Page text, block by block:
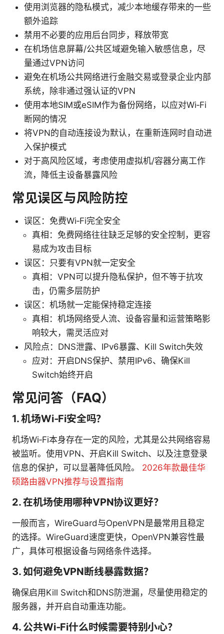
使用浏览器的隐私模式，减少本地缓存带来的一些
额外追踪
禁用不必要的应用后台同步，释放带宽
在机场信息屏幕/公共区域避免输入敏感信息，尽
量通过VPN访问
避免在机场公共网络进行金融交易或登录企业内部
系统，除非通过强认证的VPN
使用本地SIM或eSIM作为备份网络，以应对Wi‑Fi
断网的情况
将VPN的自动连接设为默认，在重新连网时自动进
入保护模式
对于高风险区域，考虑使用虚拟机/容器分离工作
流，降低主设备暴露风险
常见误区与风险防控
误区：免费Wi‑Fi完全安全
真相：免费网络往往缺乏足够的安全控制，更容
易成为攻击目标
误区：只要有VPN就一定安全
真相：VPN可以提升隐私保护，但不等于抗攻
击，仍需多层防护
误区：机场就一定能保持稳定连接
真相：机场网络受人流、设备容量和运营策略影
响较大，需灵活应对
风险点：DNS泄露、IPv6暴露、Kill Switch失效
应对：开启DNS保护、禁用IPv6、确保Kill
Switch始终开启
常见问答（FAQ）
1. 机场Wi‑Fi安全吗？
机场Wi‑Fi本身存在一定的风险，尤其是公共网络容易
被监听。使用VPN、开启Kill Switch、以及注意登录
信息的保护，可以显著降低风险。 2026年款最佳华
硕路由器VPN推荐与设置指南
2. 在机场使用哪种VPN协议更好？
一般而言，WireGuard与OpenVPN是最常用且稳定
的选择。WireGuard速度更快，OpenVPN兼容性最
广，具体可根据设备与网络条件选择。
3. 如何避免VPN断线暴露数据？
确保启用Kill Switch和DNS防泄漏，尽量使用稳定的
服务器，并开启自动重连功能。
4. 公共Wi‑Fi什么时候需要特别小心？